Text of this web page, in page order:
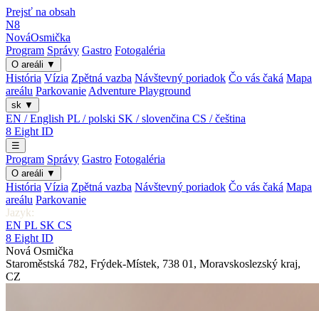
Prejsť na obsah
N8
NováOsmička
Program Správy Gastro Fotogaléria
O areáli ▼
História Vízia Zpětná vazba Návštevný poriadok Čo vás čaká Mapa
areálu Parkovanie Adventure Playground
sk ▼
EN / English PL / polski SK / slovenčina CS / čeština
8 Eight ID
☰
Program Správy Gastro Fotogaléria
O areáli ▼
História Vízia Zpětná vazba Návštevný poriadok Čo vás čaká Mapa
areálu Parkovanie
Jazyk:
EN PL SK CS
8 Eight ID
Nová Osmička
Staroměstská 782, Frýdek-Místek, 738 01 , Moravskoslezský kraj,
CZ